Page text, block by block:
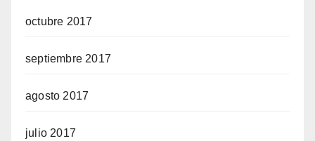
octubre 2017
septiembre 2017
agosto 2017
julio 2017